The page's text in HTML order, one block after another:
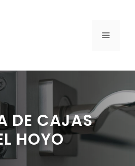
MENÚ
DE CAJAS
HOYO